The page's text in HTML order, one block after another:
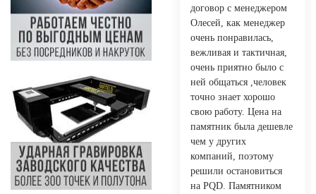
договор с менеджером
Олесей, как менеджер
очень понравилась,
вежливая и тактичная,
очень приятно было с
ней общаться ,человек
точно знает хорошо
свою работу. Цена на
памятник была дешевле
чем у других
компаний, поэтому
решили остановиться
на PQD. Памятником